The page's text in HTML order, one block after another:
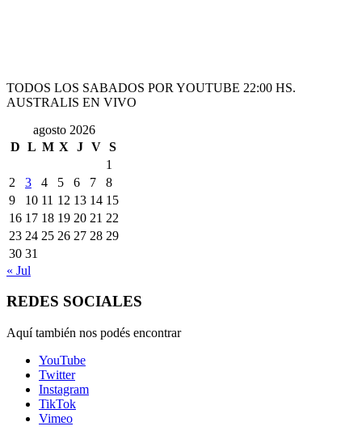
TODOS LOS SABADOS POR YOUTUBE 22:00 HS.
AUSTRALIS EN VIVO
agosto 2026
D L M X J V S
1
2
3 4 5 6 7
8
9
10 11 12 13 14 15
16 17 18 19 20 21 22
23 24 25 26 27 28 29
30 31
« Jul
REDES SOCIALES
Aquí también nos podés encontrar
YouTube
Twitter
Instagram
TikTok
Vimeo